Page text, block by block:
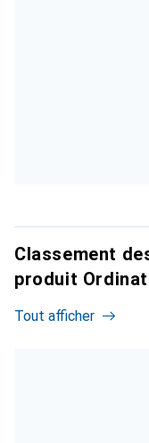
Classement
produit
Tout afficher